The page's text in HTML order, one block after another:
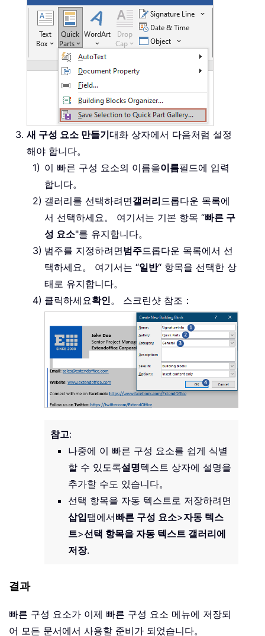
새 구성 요소 만들기대화 상자에서 다음처럼 설정
해야 합니다。
이 빠른 구성 요소의 이름을이름필드에 입력
합니다。
갤러리를 선택하려면갤러리드롭다운 목록에
서 선택하세요。 여기서는 기본 항목 “빠른 구
성 요소"를 유지합니다。
범주를 지정하려면범주드롭다운 목록에서 선
택하세요。 여기서는 “일반“ 항목을 선택한 상
태로 유지합니다。
클릭하세요확인。 스크린샷 참조：
참고:
나중에 이 빠른 구성 요소를 쉽게 식별
할 수 있도록설명텍스트 상자에 설명을
추가할 수도 있습니다。
선택 항목을 자동 텍스트로 저장하려면
삽입탭에서빠른 구성 요소>자동 텍스
트>선택 항목을 자동 텍스트 갤러리에
저장.
결과
빠른 구성 요소가 이제 빠른 구성 요소 메뉴에 저장되
어 모든 문서에서 사용할 준비가 되었습니다。